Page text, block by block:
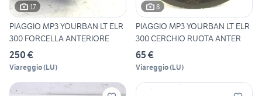
17
PIAGGIO MP3 YOURBAN LT ELR
300 FORCELLA ANTERIORE
250 €
Viareggio(LU)
8
PIAGGIO MP3 YOURBAN LT ELR
300 CERCHIO RUOTA ANTER
65 €
Viareggio(LU)